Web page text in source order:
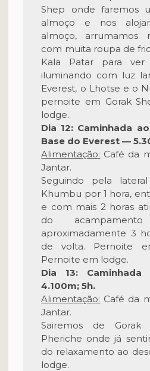
Shep onde faremos
almoço e nos
almoço, arrumamos
com muita roupa de
Kala Patar para
iluminando com luz
Everest, o Lhotse e o
pernoite em Gorak
lodge.
Dia 12: Caminhada
Base do Everest —
Alimentação: Café da
Jantar.
Seguindo pela
Khumbu por 1 hora,
e com mais 2 horas
do
aproximadamente 3
de volta. Pernoite
Pernoite em lodge.
Dia 13:
4.100m; 5h.
Alimentação: Café da
Jantar.
Sairemos de
Pheriche onde já
do relaxamento ao
lodge.